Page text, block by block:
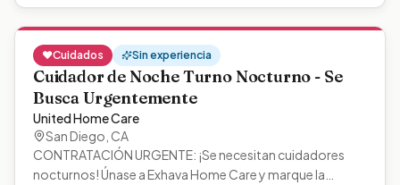
❤️Cuidados Sin experiencia
Cuidador de Noche Turno Nocturno - Se
Busca Urgentemente
United Home Care
San Diego CA
CONTRATACIÓN URGENTE: ¡Se necesitan cuidadores
nocturnos! Únase a Exhava Home Care y marque la